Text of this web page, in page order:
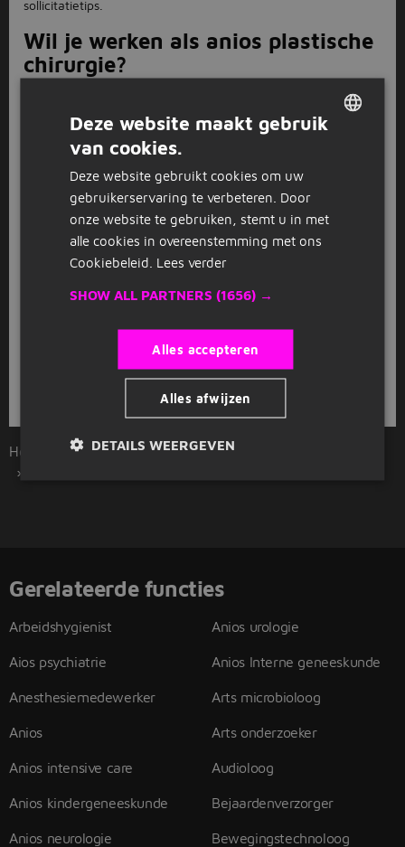
sollicitatietips.
Wil je werken als anios plastische
chirurgie?
Als je een baan zoekt als anios plastische chirurgie begint je
zoektocht bij Jobbird. Bekijk hier onze 0 anios plastische
chirurgie vacatures.
0 anios plastische chirurgie
vacatures.
Jobbird heeft 0 vacatures voor de functie anios plastische
chirurgie. Zoek jij een nieuwe uitdaging of een toffe eerste
baan? Bekijk dan hier onze anios plastische chirurgie
plastische chirurgie?
Jobbird heeft vacatures voor anios plastische chirurgie door
het hele land. Zo kun je zoeken naar banen bij jou in de buurt,
of binnen een radius van 5, 10, 30 of 50 km.
Home Beroepsgroepen
Zorg en medisch
Gerelateerde functies
Arbeidshygienist
Aios psychiatrie
Anesthesiemedewerker
Anios
Anios intensive care
Anios kindergeneeskunde
Anios neurologie
Anios urologie
Anios Interne geneeskunde
Arts microbioloog
Arts onderzoeker
Audioloog
Bejaardenverzorger
Bewegingstechnoloog
Deze website maakt gebruik
van cookies.
Deze website gebruikt cookies om uw
gebruikerservaring te verbeteren. Door
onze website te gebruiken, stemt u in met
alle cookies in overeenstemming met ons
Cookiebeleid. Lees verder
SHOW ALL PARTNERS (1656) →
Alles accepteren
Alles afwijzen
DETAILS WEERGEVEN